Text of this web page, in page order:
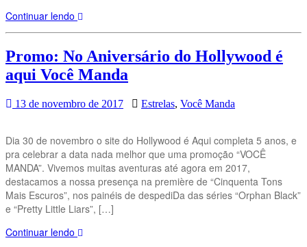
Continuar lendo
Promo: No Aniversário do Hollywood é
aqui Você Manda
13 de novembro de 2017 Estrelas, Você Manda
Dia 30 de novembro o site do Hollywood é Aqui completa 5 anos, e
pra celebrar a data nada melhor que uma promoção “VOCÊ
MANDA”. Vivemos muitas aventuras até agora em 2017,
destacamos a nossa presença na première de “Cinquenta Tons
Mais Escuros”, nos painéis de despediDa das séries “Orphan Black”
e “Pretty Little Liars”, […]
Continuar lendo